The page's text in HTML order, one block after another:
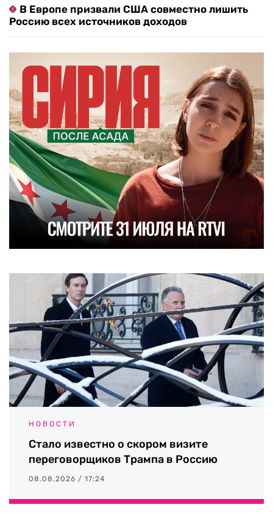
В Европе призвали США совместно лишить
Россию всех источников доходов
НОВОСТИ
Стало известно о скором визите
переговорщиков Трампа в Россию
08.08.2026 / 17:24